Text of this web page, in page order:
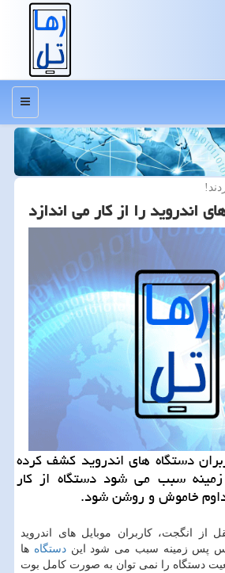
منو
اندروید را از كار می اندازد
دستگاه های اندروید كشف كرده
سبب می شود دستگاه از كار
خاموش و روشن شود.
از انگجت، کاربران موبایل های اندروید
پس زمینه سبب می شود ایندستگاه ها
دستگاه را نمی توان به صورت کامل بوت